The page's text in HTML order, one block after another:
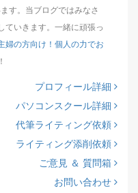
す。当ブログではみなさ
ていきます。一緒に頑張っ
婦の方向け！個人の力でお
プロフィール詳細
パソコンスクール詳細
代筆ライティング依頼
ライティング添削依頼
ご意見 ＆ 質問箱
お問い合わせ